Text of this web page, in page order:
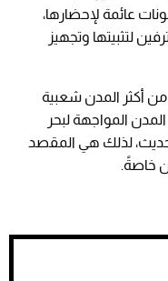
عائمة لإحضارها،
لتثبيتها وتجهيز
أكثر المدن شعبية
المواجهة لبحر
لذلك هي المقصد
خاصةً.